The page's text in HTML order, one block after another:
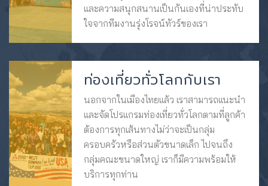
และความสนุกสนานเป็นกันเองที่น่าประทับ
ใจจากทีมงานรุ่งโรจน์ทัวร์ของเรา
ท่องเที่ยวทั่วโลกกับเรา
นอกจากในเมืองไทยแล้ว เราสามารถแนะนำ
และจัดโปรแกรมท่องเที่ยวทั่วโลกตามที่ลูกค้า
ต้องการทุกเส้นทางไม่ว่าจะเป็นกลุ่ม
ครอบครัวหรือส่วนตัวขนาดเล็ก ไปจนถึง
กลุ่มคณะขนาดใหญ่ เราก็มีความพร้อมให้
บริการทุกท่าน